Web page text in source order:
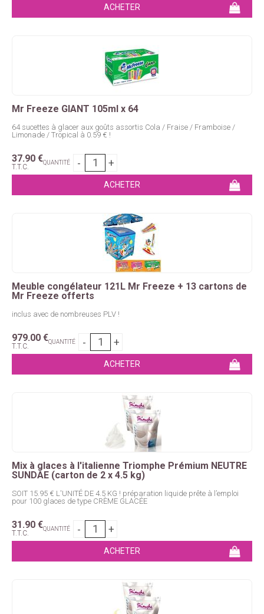
Mr Freeze GIANT 105ml x 64
64 sucettes à glacer aux goûts assortis Cola / Fraise / Framboise /
Limonade / Tropical à 0.59 € !
37.90 €
T.T.C. QUANTITÉ
Meuble congélateur 121L Mr Freeze + 13 cartons de
Mr Freeze offerts
inclus avec de nombreuses PLV !
979.00 €
T.T.C. QUANTITÉ
Mix à glaces à l'italienne Triomphe Prémium NEUTRE
SUNDAE (carton de 2 x 4.5 kg)
SOIT 15.95 € L'UNITÉ DE 4.5 KG ! préparation liquide prête à l’emploi
pour 100 glaces de type CRÈME GLACÉE
31.90 €
T.T.C. QUANTITÉ